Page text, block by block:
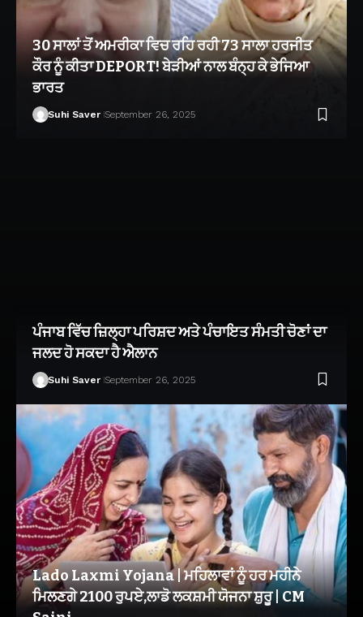
30 ਸਾਲਾਂ ਤੋਂ ਅਮਰੀਕਾ ਵਿਚ ਰਹਿ ਰਹੀ 73 ਸਾਲਾ ਹਰਜੀਤ
ਕੌਰ ਨੂੰ ਕੀਤਾ DEPORT! ਬੇੜੀਆਂ ਨਾਲ ਬੰਨ੍ਹ ਕੇ ਭੇਜਿਆ
ਭਾਰਤ
Suhi Saver September 26, 2025
ਪੰਜਾਬ ਵਿੱਚ ਜ਼ਿਲ੍ਹਾ ਪਰਿਸ਼ਦ ਅਤੇ ਪੰਚਾਇਤ ਸੰਮਤੀ ਚੋਣਾਂ ਦਾ
ਜਲਦ ਹੋ ਸਕਦਾ ਹੈ ਐਲਾਨ
Suhi Saver September 26, 2025
Lado Laxmi Yojana | ਮਹਿਲਾਵਾਂ ਨੂੰ ਹਰ ਮਹੀਨੇ
ਮਿਲਣਗੇ 2100 ਰੁਪਏ,ਲਾਡੋ ਲਕਸ਼ਮੀ ਯੋਜਨਾ ਸ਼ੁਰੂ | CM